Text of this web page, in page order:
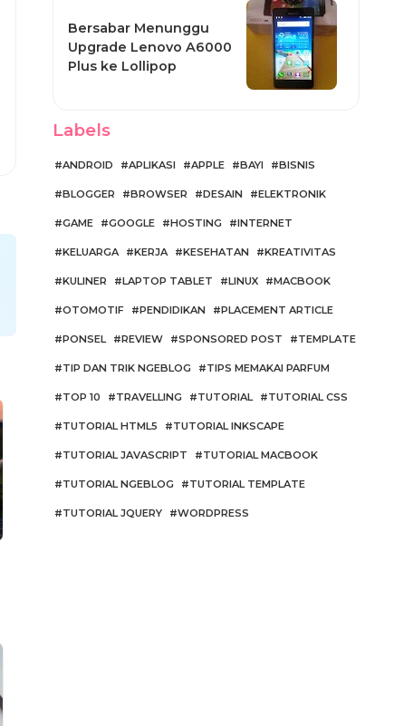
Bersabar Menunggu
Upgrade Lenovo A6000
Plus ke Lollipop
Labels
ANDROID APLIKASI APPLE BAYI BISNIS
BLOGGER BROWSER DESAIN ELEKTRONIK
GAME GOOGLE HOSTING INTERNET
KELUARGA KERJA KESEHATAN KREATIVITAS
KULINER LAPTOP TABLET LINUX MACBOOK
OTOMOTIF PENDIDIKAN PLACEMENT ARTICLE
PONSEL REVIEW SPONSORED POST TEMPLATE
TIP DAN TRIK NGEBLOG TIPS MEMAKAI PARFUM
TOP 10 TRAVELLING TUTORIAL TUTORIAL CSS
TUTORIAL HTML5 TUTORIAL INKSCAPE
TUTORIAL JAVASCRIPT TUTORIAL MACBOOK
TUTORIAL NGEBLOG TUTORIAL TEMPLATE
TUTORIAL JQUERY WORDPRESS